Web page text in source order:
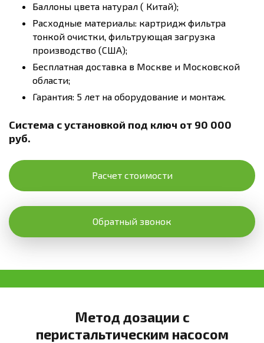
Баллоны цвета натурал ( Китай);
Расходные материалы: картридж фильтра
тонкой очистки, фильтрующая загрузка
производство (США);
Бесплатная доставка в Москве и Московской
области;
Гарантия: 5 лет на оборудование и монтаж.
Система с установкой под ключ от 90 000
руб.
Расчет стоимости
Обратный звонок
Метод дозации с
перистальтическим насосом